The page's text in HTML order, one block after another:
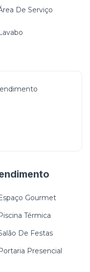
De Serviço
Gourmet
Térmica
De Festas
Presencial